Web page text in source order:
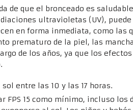
de que el bronceado es
ultravioletas (UV),
en forma inmediata, como las
prematuro de la piel, las
de los años, ya que los
entre las 10 y las 17 horas.
FPS 15 como mínimo, incluso los